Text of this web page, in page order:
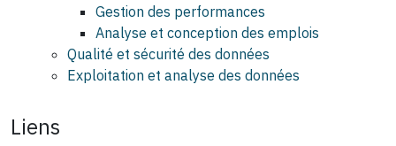
Gestion des performances
Analyse et conception des emplois
Qualité et sécurité des données
Exploitation et analyse des données
Liens